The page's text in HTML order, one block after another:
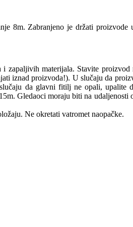
8m. Zabranjeno je držati
zapaljivih materijala. Stavite
iznad proizvoda!). U slučaju da
da glavni fitilj ne opali, upalite
Gledaoci moraju biti na
Ne okretati vatromet naopačke.